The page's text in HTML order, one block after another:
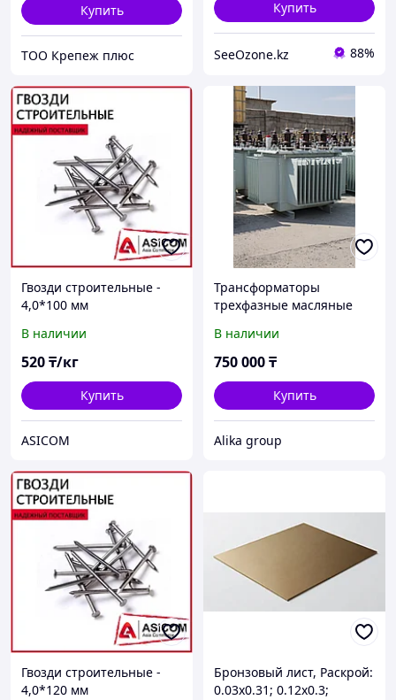
Купить
ТОО Крепеж плюс
Купить
SeeOzone.kz 88%
Гвозди строительные -
4,0*100 мм
В наличии
520₸/кг
Купить
ASICOM
Трансформаторы
трехфазные масляные
(AI/AI) ТМГ 100/6
(10)-0,4YI, Д/Ун-11, У/Ун-0,
В наличии
750 000₸
Купить
Alika group
Гвозди строительные -
4,0*120 мм
Бронзовый лист, Раскрой:
0.03х0.31; 0.12х0.3;